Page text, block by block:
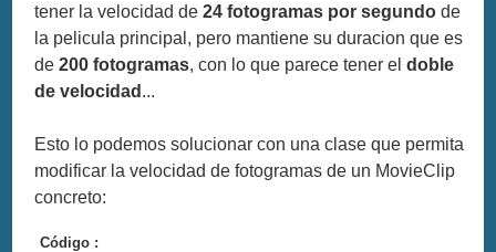
tener la velocidad de24 fotogramas por segundo de
la pelicula principal, pero mantiene su duracion que es
de200 fotogramas, con lo que parece tener eldoble
de velocidad ...
Esto lo podemos solucionar con una clase que permita
modificar la velocidad de fotogramas de un MovieClip
concreto:
Código :